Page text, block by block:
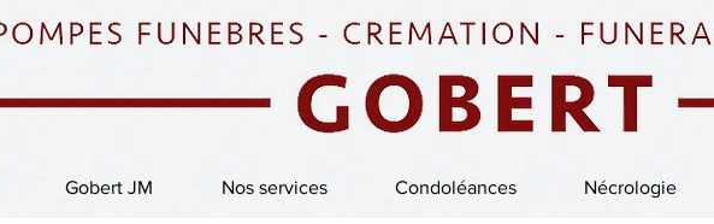
Gobert JM Nos services Condoléances Nécrologie